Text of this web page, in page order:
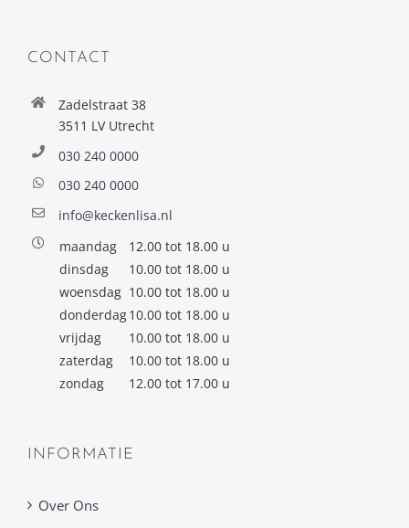
CONTACT
Zadelstraat 38
3511 LV Utrecht
030 240 0000
030 240 0000
info@keckenlisa.nl
maandag
12.00 tot 18.00 u
dinsdag
10.00 tot 18.00 u
woensdag 10.00 tot 18.00 u
donderdag10.00 tot 18.00 u
vrijdag
10.00 tot 18.00 u
zaterdag
10.00 tot 18.00 u
zondag
12.00 tot 17.00 u
INFORMATIE
Over Ons